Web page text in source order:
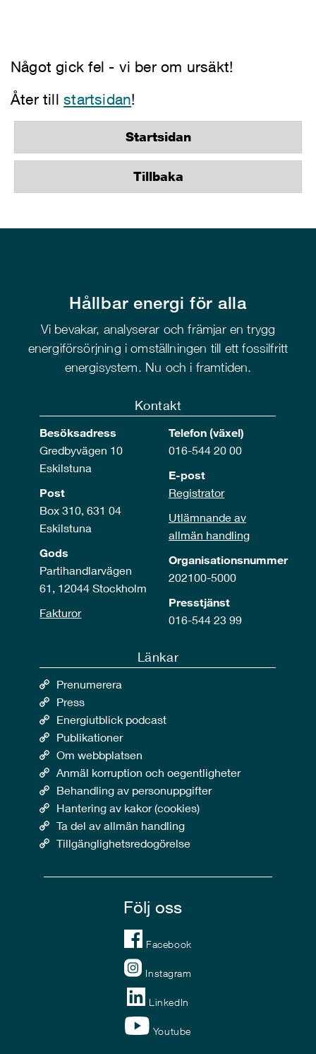
Något gick fel - vi ber om ursäkt!
Åter tillstartsidan!
Startsidan
Tillbaka
Hållbar energi för alla
Vi bevakar, analyserar och främjar en trygg
energiförsörjning i omställningen till ett fossilfritt
energisystem. Nu och i framtiden.
Kontakt
Besöksadress
Gredbyvägen 10
Eskilstuna
Post
Box 310, 631 04
Eskilstuna
Gods
Partihandlarvägen
61, 12044 Stockholm
Fakturor
Telefon (växel)
016-544 20 00
E-post
Registrator
Utlämnande av
allmän handling
Organisationsnummer
202100-5000
Presstjänst
016-544 23 99
Länkar
Prenumerera
Press
Energiutblick podcast
Publikationer
Om webbplatsen
Anmäl korruption och oegentligheter
Behandling av personuppgifter
Hantering av kakor (cookies)
Ta del av allmän handling
Tillgänglighetsredogörelse
Följ oss
Facebook
Instagram
LinkedIn
Youtube